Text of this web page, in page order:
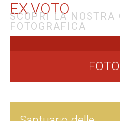
Nel 1538, a soli due anni
Uffici del Santuario dal
Anziani di Savona,
degli oggetti
EX VOTO
SCOPRI LA NOSTRA
FOTOGRAFICA
FOTO